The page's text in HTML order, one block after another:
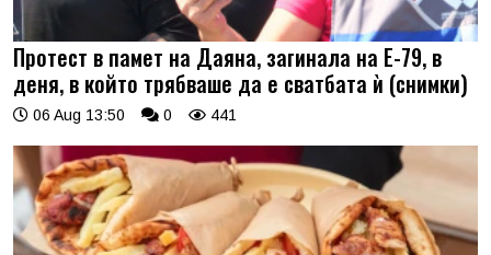
Протест в памет на Даяна, загинала на Е-79, в
деня, в който трябваше да е сватбата ѝ (снимки)
06 Aug 13:50 0 441